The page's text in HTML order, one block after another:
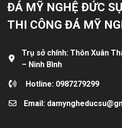
ĐÁ MỸ NGHỆ ĐỨC
THI CÔNG ĐÁ MỸ
Trụ sở chính: Thôn Xuân
– Ninh Bình
Hotline: 0987279299
Email: